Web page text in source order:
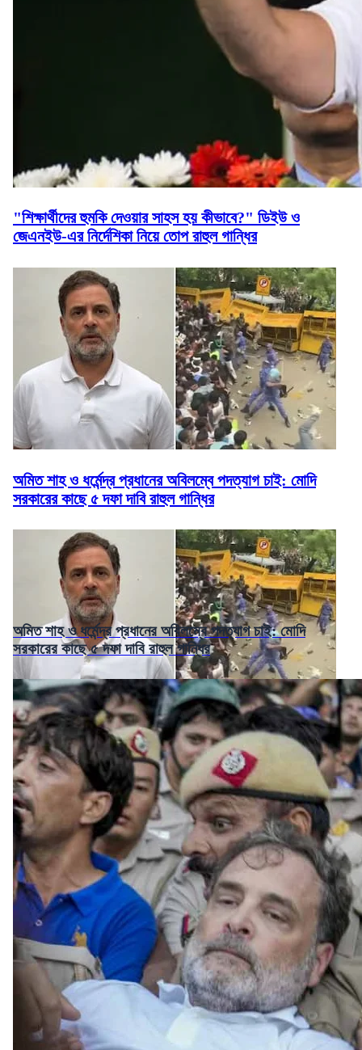
"শিক্ষার্থীদের হুমকি দেওয়ার সাহস হয় কীভাবে?" ডিইউ ও
জেএনইউ-এর নির্দেশিকা নিয়ে তোপ রাহুল গান্ধির
অমিত শাহ ও ধর্মেন্দ্র প্রধানের অবিলম্বে পদত্যাগ চাই: মোদি
সরকারের কাছে ৫ দফা দাবি রাহুল গান্ধির
অমিত শাহ ও ধর্মেন্দ্র প্রধানের অবিলম্বে পদত্যাগ চাই: মোদি
সরকারের কাছে ৫ দফা দাবি রাহুল গান্ধির